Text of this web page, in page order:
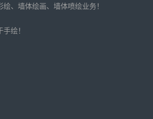
、墙体绘画、墙体喷绘业务！
绘！